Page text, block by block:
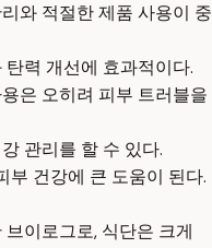
와 적절한 제품 사용이 중
력 개선에 효과적이다.
은 오히려 피부 트러블을
관리를 할 수 있다.
부 건강에 큰 도움이 된다.
이로그로, 식단은 크게